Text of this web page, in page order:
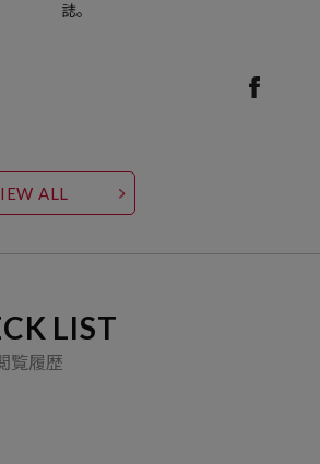
誌。
ALL
LIST
覧履歴